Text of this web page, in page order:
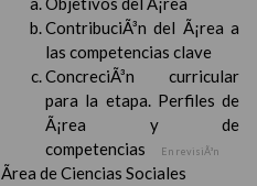
ContribuciÃ³n del Ã¡rea a
las competencias clave
ConcreciÃ³n curricular
para la etapa. Perfiles de
Ã¡rea y de
competencias
En revisiÃ³n
Ãrea de Ciencias Sociales